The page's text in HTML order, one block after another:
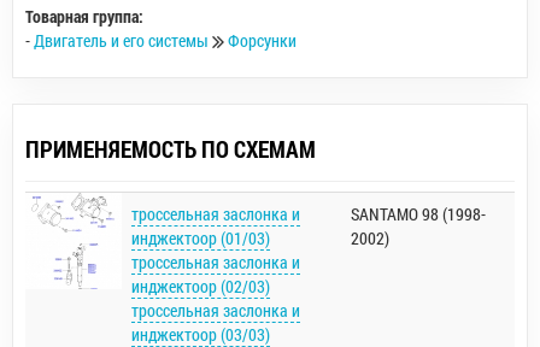
Товарная группа:
- Двигатель и его системы Форсунки
ПРИМЕНЯЕМОСТЬ ПО СХЕМАМ
троссельная заслонка и
инджектоор (01/03)
троссельная заслонка и
инджектоор (02/03)
троссельная заслонка и
инджектоор (03/03)
SANTAMO 98 (1998-
2002)